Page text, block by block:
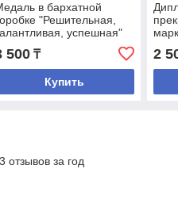
в бархатной
"Решительная,
успешная"
500₸
Купить
2
отзывов за год